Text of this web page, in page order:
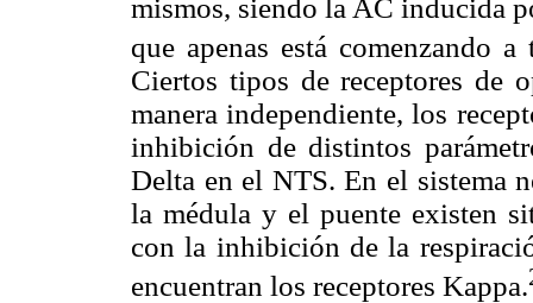
mismos, siendo la AC inducida
que apenas está comenzando
Ciertos tipos de receptores de
manera independiente, los
inhibición de distintos
Delta en el NTS. En el sistema
la médula y el puente existen
con la inhibición de la
encuentran los receptores Kappa.